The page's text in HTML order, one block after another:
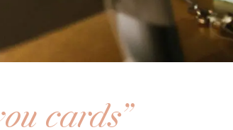
cards”